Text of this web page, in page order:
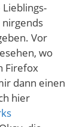
nirgends
Vor
wo
Firefox
dann einen
hier